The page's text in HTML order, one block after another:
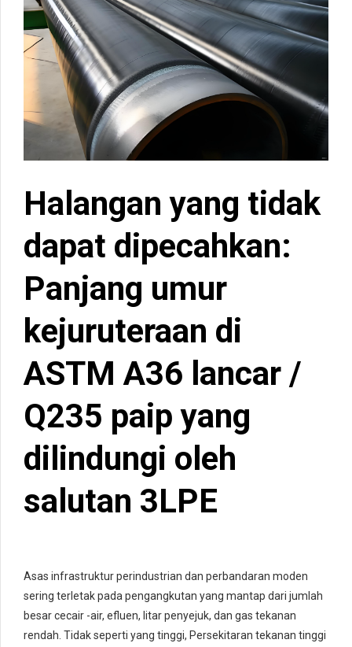
Halangan yang tidak
dapat dipecahkan:
Panjang umur
kejuruteraan di
ASTM A36 lancar /
Q235 paip yang
dilindungi oleh
salutan 3LPE
Asas infrastruktur perindustrian dan perbandaran moden
sering terletak pada pengangkutan yang mantap dari jumlah
besar cecair -air, efluen, litar penyejuk, dan gas tekanan
rendah. Tidak seperti yang tinggi, Persekitaran tekanan tinggi